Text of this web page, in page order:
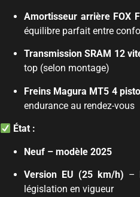
Amortisseur arrière FOX
équilibre parfait entre
Transmission SRAM 12
top (selon montage)
Freins Magura MT5 4
endurance au rendez-vous
État :
Neuf – modèle 2025
Version EU (25 km/h) –
législation en vigueur